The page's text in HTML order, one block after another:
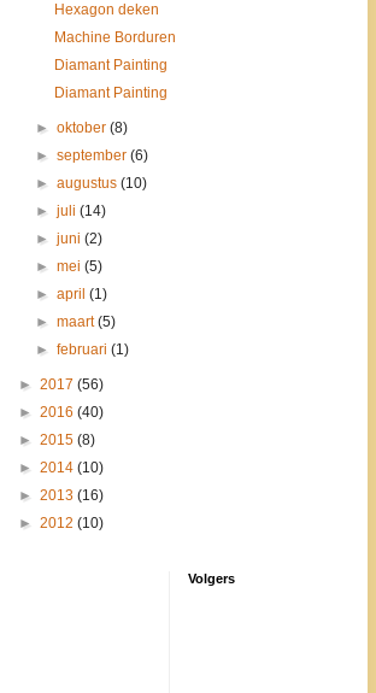
Hexagon deken
Machine Borduren
Diamant Painting
Diamant Painting
►oktober(8)
►september(6)
►augustus(10)
►juli(14)
►juni(2)
►mei(5)
►april(1)
►maart(5)
►februari(1)
► 2017 (56)
► 2016 (40)
► 2015 (8)
► 2014 (10)
► 2013 (16)
► 2012 (10)
Volgers